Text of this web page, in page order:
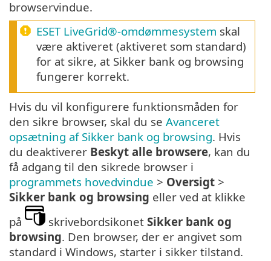
browservindue.
ESET LiveGrid®-omdømmesystem skal
være aktiveret (aktiveret som standard)
for at sikre, at Sikker bank og browsing
fungerer korrekt.
Hvis du vil konfigurere funktionsmåden for
den sikre browser, skal du se Avanceret
opsætning af Sikker bank og browsing. Hvis
du deaktiverer Beskyt alle browsere, kan du
få adgang til den sikrede browser i
programmets hovedvindue > Oversigt >
Sikker bank og browsing eller ved at klikke
på
skrivebordsikonet Sikker bank og
browsing. Den browser, der er angivet som
standard i Windows, starter i sikker tilstand.